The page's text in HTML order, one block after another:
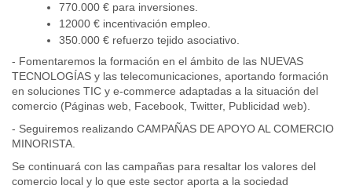
770.000 € para inversiones.
12000 € incentivación empleo.
350.000 € refuerzo tejido asociativo.
- Fomentaremos la formación en el ámbito de las NUEVAS
TECNOLOGÍAS y las telecomunicaciones, aportando formación
en soluciones TIC y e-commerce adaptadas a la situación del
comercio (Páginas web, Facebook, Twitter, Publicidad web).
- Seguiremos realizando CAMPAÑAS DE APOYO AL COMERCIO
MINORISTA.
Se continuará con las campañas para resaltar los valores del
comercio local y lo que este sector aporta a la sociedad